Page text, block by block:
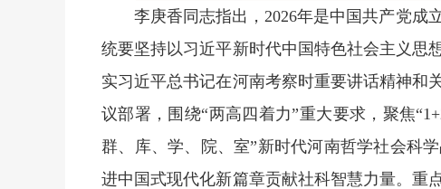
李庚香同志指出，2026年是中国共产党成
统要坚持以习近平新时代中国特色社会主义思
实习近平总书记在河南考察时重要讲话精神和
议部署，围绕“两高四着力”重大要求，聚焦
群、库、学、院、室”新时代河南哲学社会科
进中国式现代化新篇章贡献社科智慧力量。重